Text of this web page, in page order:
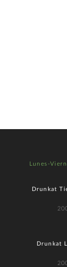
Lunes-
Drunkat
Drunkat